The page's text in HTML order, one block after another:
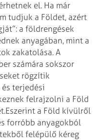
el. Ha már
tudjuk a Földet, azért
a földrengések
anyagában, mint a
zakatolása. A
számára sokszor
rögzítik
terjedési
felrajzolni a Föld
Eszerint a Föld kívülről
forróbb anyagokból
felépülő kéreg